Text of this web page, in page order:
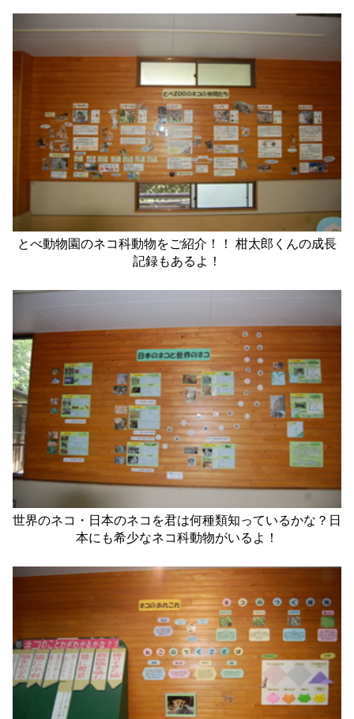
とべ動物園のネコ科動物をご紹介！！ 柑太郎くんの成長
記録もあるよ！
世界のネコ・日本のネコを君は何種類知っているかな？日
本にも希少なネコ科動物がいるよ！